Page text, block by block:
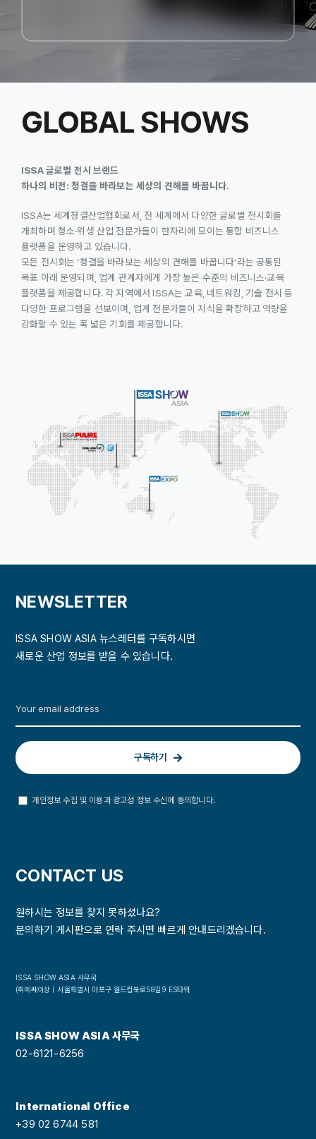
GLOBAL SHOWS
ISSA 글로벌 전시 브랜드
하나의 비전: 청결을 바라보는 세상의 견해를 바꿉니다.
ISSA는 세계청결산업협회로서, 전 세계에서 다양한 글로벌 전시회를
개최하며 청소·위생 산업 전문가들이 한자리에 모이는 통합 비즈니스
플랫폼을 운영하고 있습니다.
모든 전시회는 ‘청결을 바라보는 세상의 견해를 바꿉니다’라는 공통된
목표 아래 운영되며, 업계 관계자에게 가장 높은 수준의 비즈니스·교육
플랫폼을 제공합니다. 각 지역에서 ISSA는 교육, 네트워킹, 기술 전시 등
다양한 프로그램을 선보이며, 업계 전문가들이 지식을 확장하고 역량을
강화할 수 있는 폭 넓은 기회를 제공합니다.
NEWSLETTER
ISSA SHOW ASIA 뉴스레터를 구독하시면
새로운 산업 정보를 받을 수 있습니다.
구독하기
개인정보 수집 및 이용과 광고성 정보 수신에 동의합니다.
CONTACT US
원하시는 정보를 찾지 못하셨나요?
문의하기 게시판으로 연락 주시면 빠르게 안내드리겠습니다.
ISSA SHOW ASIA 사무국
㈜메쎄이상｜서울특별시 마포구 월드컵북로58길9 ES타워
ISSA SHOW ASIA 사무국
02-6121-6256
International Office
+39 02 6744 581